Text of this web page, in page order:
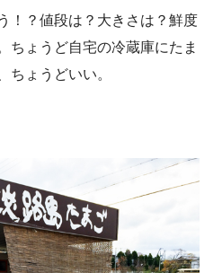
！？値段は？大きさは？鮮度
ちょうど自宅の冷蔵庫にたま
ちょうどいい。